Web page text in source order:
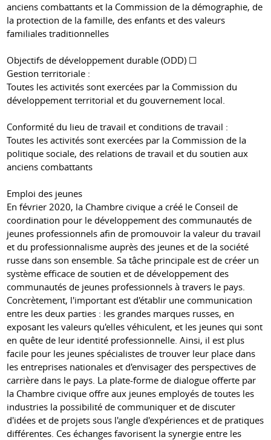
anciens combattants et la Commission de la démographie, de
la protection de la famille, des enfants et des valeurs
familiales traditionnelles
Objectifs de développement durable (ODD) ☐
Gestion territoriale :
Toutes les activités sont exercées par la Commission du
développement territorial et du gouvernement local.
Conformité du lieu de travail et conditions de travail :
Toutes les activités sont exercées par la Commission de la
politique sociale, des relations de travail et du soutien aux
anciens combattants
Emploi des jeunes
En février 2020, la Chambre civique a créé le Conseil de
coordination pour le développement des communautés de
jeunes professionnels afin de promouvoir la valeur du travail
et du professionnalisme auprès des jeunes et de la société
russe dans son ensemble. Sa tâche principale est de créer un
système efficace de soutien et de développement des
communautés de jeunes professionnels à travers le pays.
Concrètement, l'important est d'établir une communication
entre les deux parties : les grandes marques russes, en
exposant les valeurs qu'elles véhiculent, et les jeunes qui sont
en quête de leur identité professionnelle. Ainsi, il est plus
facile pour les jeunes spécialistes de trouver leur place dans
les entreprises nationales et d'envisager des perspectives de
carrière dans le pays. La plate-forme de dialogue offerte par
la Chambre civique offre aux jeunes employés de toutes les
industries la possibilité de communiquer et de discuter
d'idées et de projets sous l'angle d'expériences et de pratiques
différentes. Ces échanges favorisent la synergie entre les